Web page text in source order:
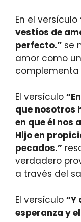
En el versículo
vestíos de
perfecto.” se
amor como
complementa
El versículo
que nosotros
en que él nos
Hijo en
pecados.”
verdadero
a través del
El versículo “Y
esperanza y